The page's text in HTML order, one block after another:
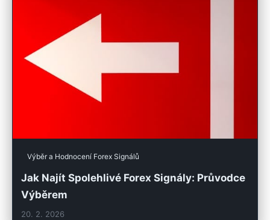
Výběr a Hodnocení Forex Signálů
Jak Najít Spolehlivé Forex Signály: Průvodce
Výběrem
20. 2. 2026